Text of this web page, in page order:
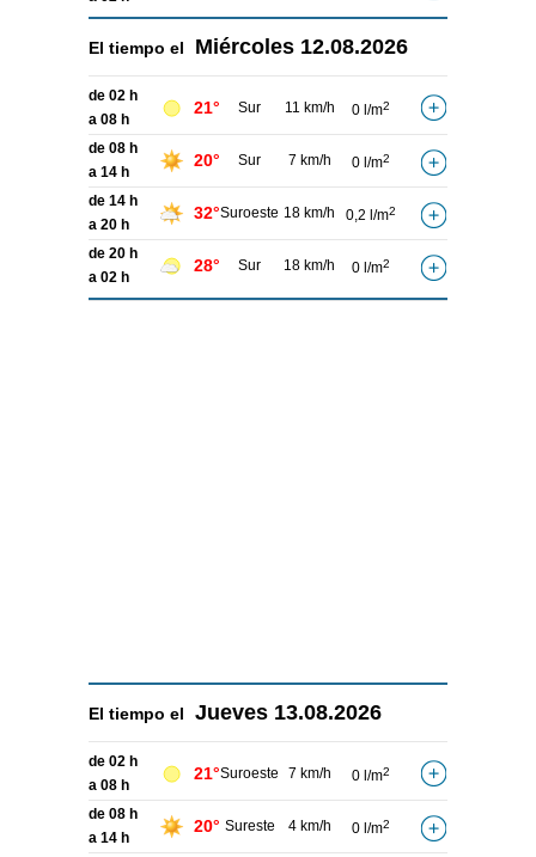
El tiempo el Miércoles 12.08.2026
de 02 h
a 08 h
21° Sur 11 km/h 0 l/m2
de 08 h
a 14 h
20° Sur 7 km/h 0 l/m2
de 14 h
a 20 h
32°Suroeste 18 km/h 0,2 l/m2
de 20 h
a 02 h
28° Sur 18 km/h 0 l/m2
El tiempo el Jueves 13.08.2026
de 02 h
a 08 h
21°Suroeste 7 km/h 0 l/m2
de 08 h
a 14 h
20° Sureste 4 km/h 0 l/m2